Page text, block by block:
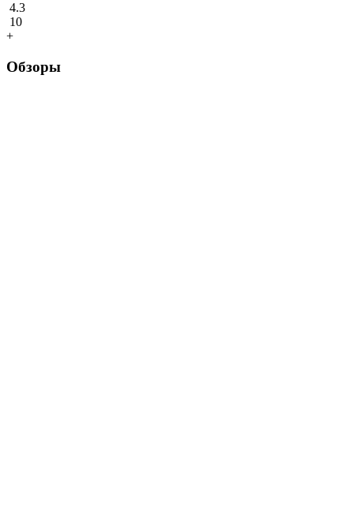
4.3
10
+
Обзоры